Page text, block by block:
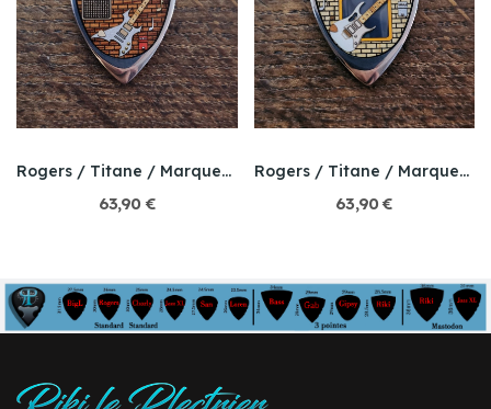
Rogers / Titane / Marqueterie miniature
63,90 €
Rogers / Titane / Marqueterie miniature
63,90 €